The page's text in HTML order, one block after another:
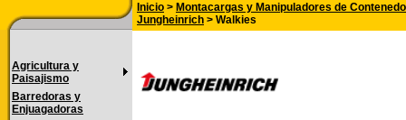
Agricultura y
Paisajismo
Barredoras y
Enjuagadoras
Inicio > Montacargas y Manipuladores de
Jungheinrich > Walkies